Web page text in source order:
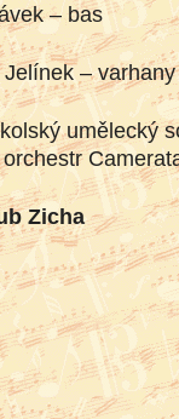
– bas
– varhany
umělecký
Zicha